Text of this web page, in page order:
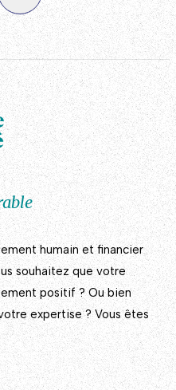
humain et financier
souhaitez que votre
positif ? Ou bien
expertise ? Vous êtes